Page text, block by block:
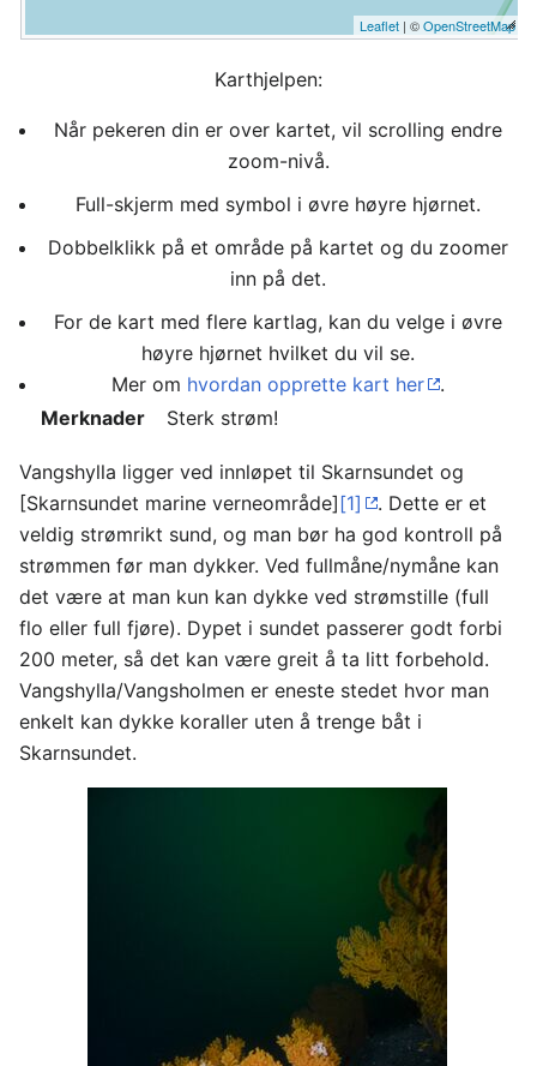
Leaflet | ©OpenStreetMap
Karthjelpen:
Når pekeren din er over kartet, vil scrolling endre
zoom-nivå.
Full-skjerm med symbol i øvre høyre hjørnet.
Dobbelklikk på et område på kartet og du zoomer
inn på det.
For de kart med flere kartlag, kan du velge i øvre
høyre hjørnet hvilket du vil se.
Mer om hvordan opprette kart her
.
Merknader
Sterk strøm!
Vangshylla ligger ved innløpet til Skarnsundet og
[Skarnsundet marine verneområde] [1]
. Dette er et
veldig strømrikt sund, og man bør ha god kontroll på
strømmen før man dykker. Ved fullmåne/nymåne kan
det være at man kun kan dykke ved strømstille (full
flo eller full fjøre). Dypet i sundet passerer godt forbi
200 meter, så det kan være greit å ta litt forbehold.
Vangshylla/Vangsholmen er eneste stedet hvor man
enkelt kan dykke koraller uten å trenge båt i
Skarnsundet.